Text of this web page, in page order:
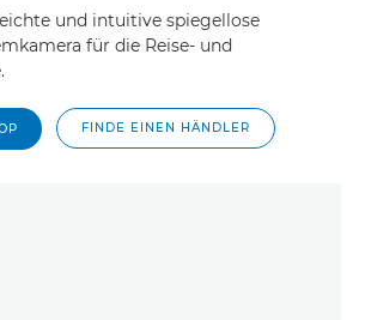
und intuitive spiegellose
für die Reise- und
FINDE EINEN HÄNDLER